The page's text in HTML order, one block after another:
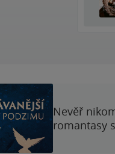
Nevěř
romantasy